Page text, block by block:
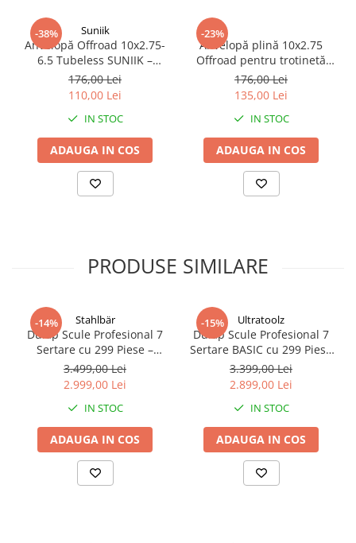
-38% Suniik
Anvelopă Offroad 10x2.75-
6.5 Tubeless SUNIIK –
compatibilă KuKirin G2, G2
Pro, G2 Ultra, G3
176,00 Lei
110,00 Lei
IN STOC
ADAUGA IN COS
-23%
Anvelopă plină 10x2.75
Offroad pentru trotinetă
electrică
176,00 Lei
135,00 Lei
IN STOC
ADAUGA IN COS
PRODUSE SIMILARE
-14% Stahlbär
Dulap Scule Profesional 7
Sertare cu 299 Piese –
Troler Service Mobil 75KG,
Roți 5” – UltraToolz Stahlbar
3.499,00 Lei
2.999,00 Lei
IN STOC
ADAUGA IN COS
-15% Ultratoolz
Dulap Scule Profesional 7
Sertare BASIC cu 299 Piese
– Troler Service 75KG –
UltraToolz 7/7
3.399,00 Lei
2.899,00 Lei
IN STOC
ADAUGA IN COS